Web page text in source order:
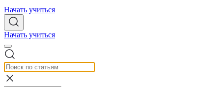
Начать учиться
Начать учиться